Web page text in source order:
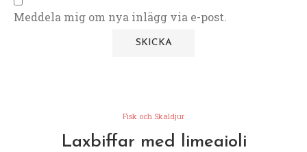
Meddela mig om nya inlägg via e-post.
Fisk och Skaldjur
Laxbiffar med limeaioli